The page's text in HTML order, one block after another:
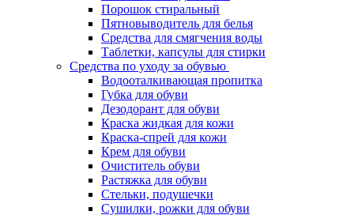
Порошок стиральный
Пятновыводитель для белья
Средства для смягчения воды
Таблетки, капсулы для стирки
Средства по уходу за обувью
Водооталкивающая пропитка
Губка для обуви
Дезодорант для обуви
Краска жидкая для кожи
Краска-спрей для кожи
Крем для обуви
Очиститель обуви
Растяжка для обуви
Стельки, подушечки
Сушилки, рожки для обуви